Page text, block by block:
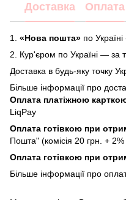
Доставка Оплата
1. «Нова пошта» по Україні
2.
Кур'єром по Україні — за
Доставка в будь-яку точку
Більше інформації про
Оплата платіжною
LiqPay
Оплата готівкою при
Пошта" (комісія 20 грн. +
Оплата готівкою при
Більше інформації про